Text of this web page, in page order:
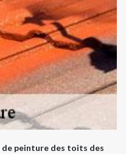
peinture des toits des